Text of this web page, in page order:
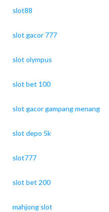
slot88
slot gacor 777
slot olympus
slot bet 100
slot gacor gampang menang
slot depo 5k
slot777
slot bet 200
mahjong slot